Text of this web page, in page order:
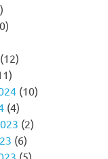
(10)
(4)
(2)
(6)
(5)